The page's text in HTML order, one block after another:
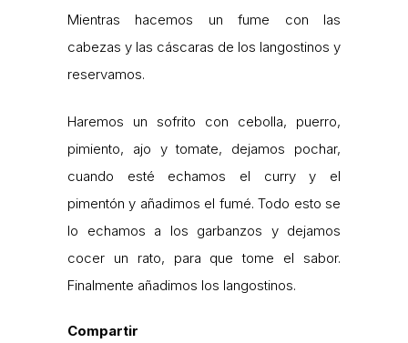
Mientras hacemos un fume con las
cabezas y las cáscaras de los langostinos y
reservamos.
Haremos un sofrito con cebolla, puerro,
pimiento, ajo y tomate, dejamos pochar,
cuando esté echamos el curry y el
pimentón y añadimos el fumé. Todo esto se
lo echamos a los garbanzos y dejamos
cocer un rato, para que tome el sabor.
Finalmente añadimos los langostinos.
Compartir